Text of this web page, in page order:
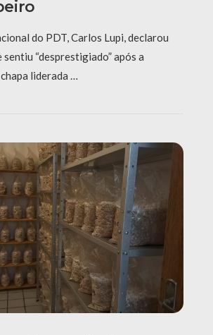
do PDT, Carlos Lupi, declarou
“desprestigiado” após a
liderada …